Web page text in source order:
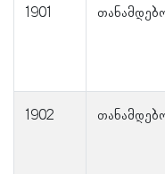
1901
1902